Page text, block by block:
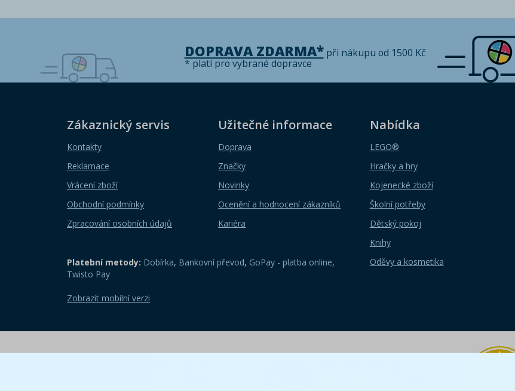
DOPRAVA ZDARMA*při nákupu od 1500 Kč
* platí pro vybrané dopravce
Zákaznický servis
Kontakty
Reklamace
Vrácení zboží
Obchodní podmínky
Zpracování osobních údajů
Užitečné informace
Doprava
Značky
Novinky
Ocenění a hodnocení zákazníků
Kariéra
Nabídka
LEGO®
Hračky a hry
Kojenecké zboží
Školní potřeby
Dětský pokoj
Knihy
Oděvy a kosmetika
Platební metody: Dobírka, Bankovní převod, GoPay - platba online,
Twisto Pay
Zobrazit mobilní verzi